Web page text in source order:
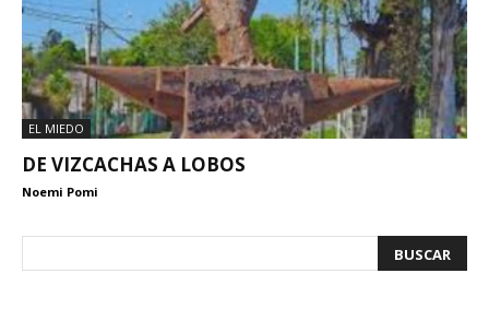
EL MIEDO
DE VIZCACHAS A LOBOS
Noemi Pomi